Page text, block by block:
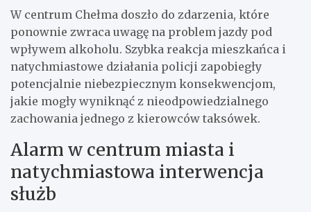
W centrum Chełma doszło do zdarzenia, które
ponownie zwraca uwagę na problem jazdy pod
wpływem alkoholu. Szybka reakcja mieszkańca i
natychmiastowe działania policji zapobiegły
potencjalnie niebezpiecznym konsekwencjom,
jakie mogły wyniknąć z nieodpowiedzialnego
zachowania jednego z kierowców taksówek.
Alarm w centrum miasta i
natychmiastowa interwencja
służb